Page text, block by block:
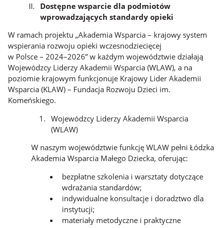
Dostępne wsparcie dla podmiotów
wprowadzających standardy opieki
W ramach projektu „Akademia Wsparcia – krajowy system
wspierania rozwoju opieki wczesnodziecięcej
w Polsce – 2024–2026” w każdym województwie działają
Wojewódzcy Liderzy Akademii Wsparcia (WLAW), a na
poziomie krajowym funkcjonuje Krajowy Lider Akademii
Wsparcia (KLAW) – Fundacja Rozwoju Dzieci im.
Komeńskiego.
Wojewódzcy Liderzy Akademii Wsparcia
(WLAW)
W naszym województwie funkcję WLAW pełni Łódzka
Akademia Wsparcia Małego Dziecka, oferując:
bezpłatne szkolenia i warsztatydotyczące
wdrażania standardów;
indywidualnekonsultacje i doradztwo dla
instytucji;
materiały metodyczne i praktyczne